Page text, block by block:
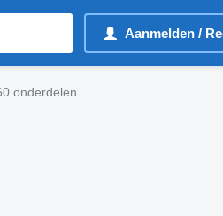
Aanmelden /
onderdelen